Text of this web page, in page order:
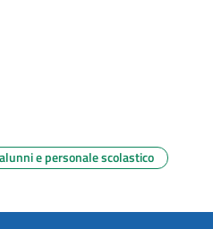
e personale scolastico